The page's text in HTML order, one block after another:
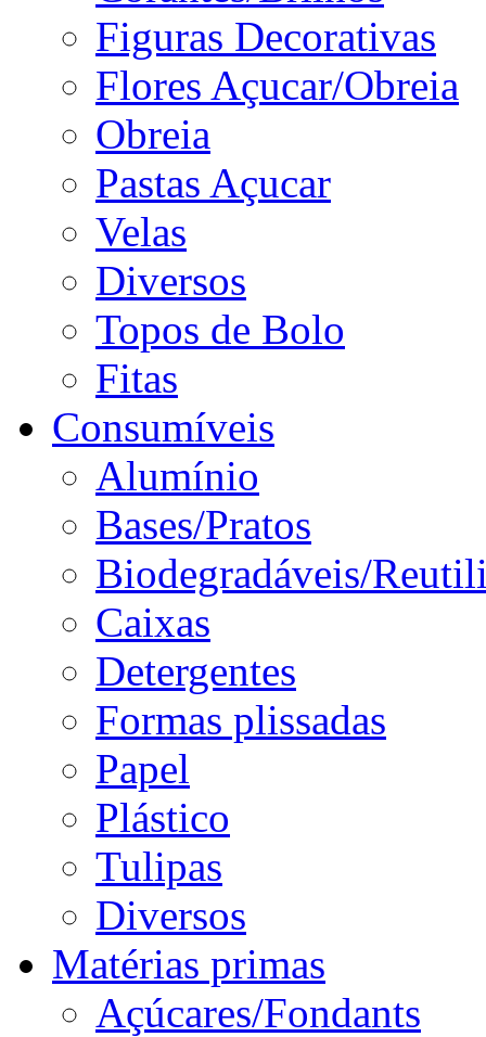
Figuras Decorativas
Flores Açucar/Obreia
Obreia
Pastas Açucar
Velas
Diversos
Topos de Bolo
Fitas
Consumíveis
Alumínio
Bases/Pratos
Biodegradáveis/
Caixas
Detergentes
Formas plissadas
Papel
Plástico
Tulipas
Diversos
Matérias primas
Açúcares/Fondants